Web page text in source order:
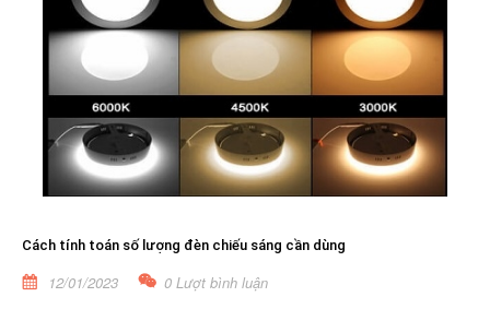
Cách tính toán số lượng đèn chiếu sáng cần dùng
12/01/2023 0 Lượt bình luận